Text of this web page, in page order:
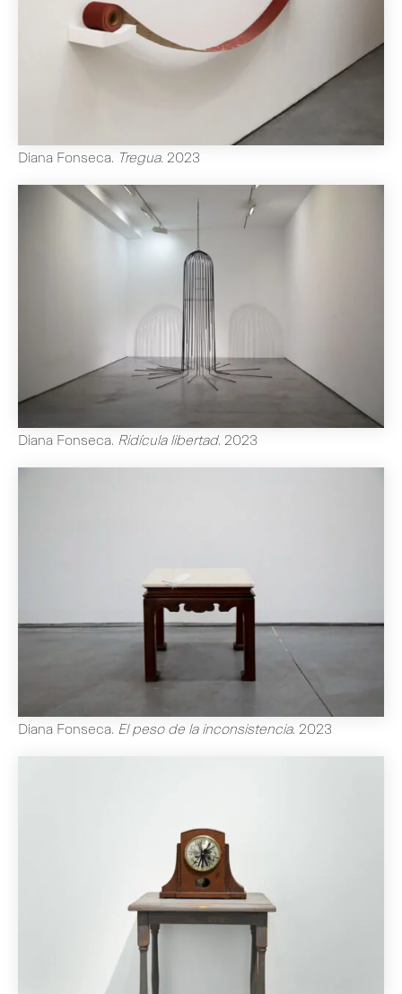
Diana Fonseca. Tregua. 2023
Diana Fonseca. Ridícula libertad. 2023
Diana Fonseca. El peso de la inconsistencia. 2023